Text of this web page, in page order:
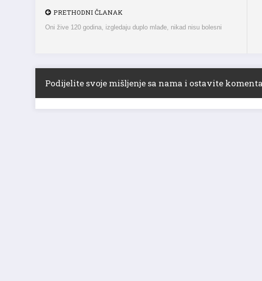
PRETHODNI ČLANAK
Podijelite svoje mišljenje sa nama i ostavite komentar